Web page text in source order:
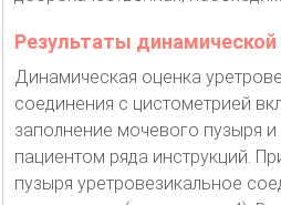
Результаты динамической
Динамическая оценка
соединения с цистометрией
заполнение мочевого пузыря
пациентом ряда инструкций.
пузыря уретровезикальное